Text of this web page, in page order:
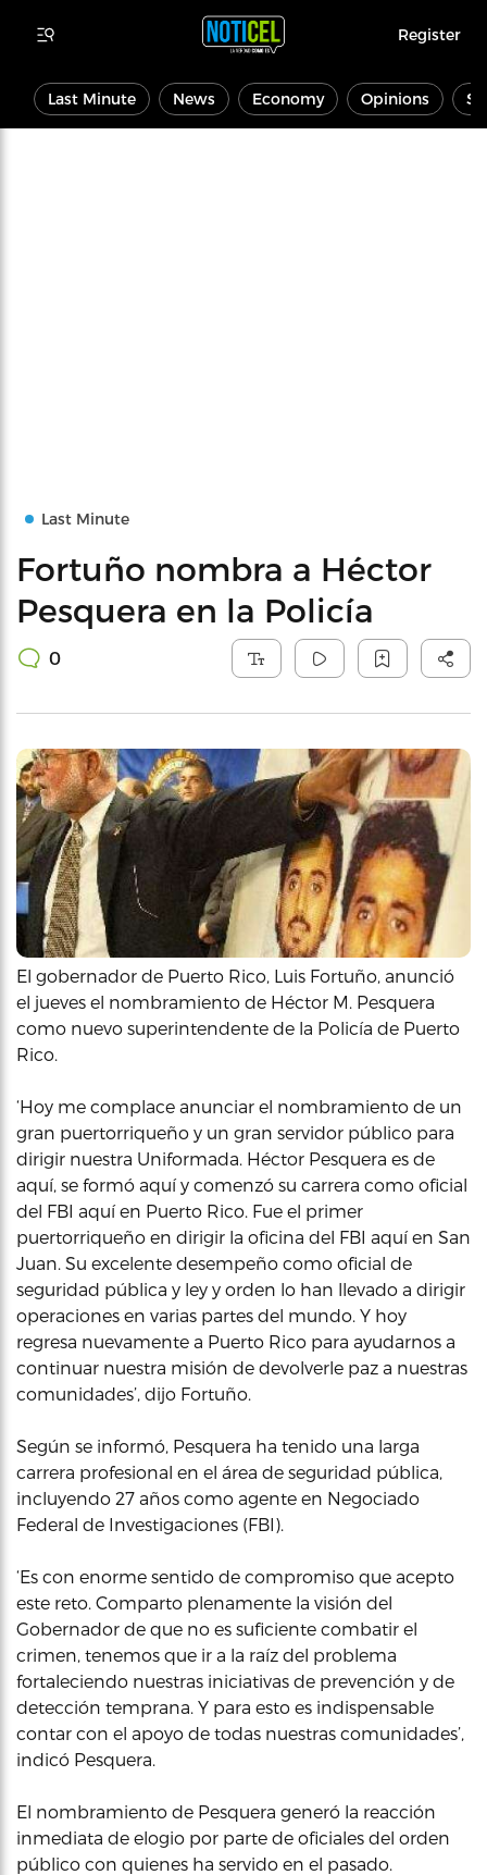
Register
Last Minute News Economy Opinions
Last Minute
Fortuño nombra a Héctor
Pesquera en la Policía
0
El gobernador de Puerto Rico, Luis Fortuño, anunció
el jueves el nombramiento de Héctor M. Pesquera
como nuevo superintendente de la Policía de Puerto
Rico.
‘Hoy me complace anunciar el nombramiento de un
gran puertorriqueño y un gran servidor público para
dirigir nuestra Uniformada. Héctor Pesquera es de
aquí, se formó aquí y comenzó su carrera como oficial
del FBI aquí en Puerto Rico. Fue el primer
puertorriqueño en dirigir la oficina del FBI aquí en San
Juan. Su excelente desempeño como oficial de
seguridad pública y ley y orden lo han llevado a dirigir
operaciones en varias partes del mundo. Y hoy
regresa nuevamente a Puerto Rico para ayudarnos a
continuar nuestra misión de devolverle paz a nuestras
comunidades’, dijo Fortuño.
Según se informó, Pesquera ha tenido una larga
carrera profesional en el área de seguridad pública,
incluyendo 27 años como agente en Negociado
Federal de Investigaciones (FBI).
‘Es con enorme sentido de compromiso que acepto
este reto. Comparto plenamente la visión del
Gobernador de que no es suficiente combatir el
crimen, tenemos que ir a la raíz del problema
fortaleciendo nuestras iniciativas de prevención y de
detección temprana. Y para esto es indispensable
contar con el apoyo de todas nuestras comunidades’,
indicó Pesquera.
El nombramiento de Pesquera generó la reacción
inmediata de elogio por parte de oficiales del orden
público con quienes ha servido en el pasado.